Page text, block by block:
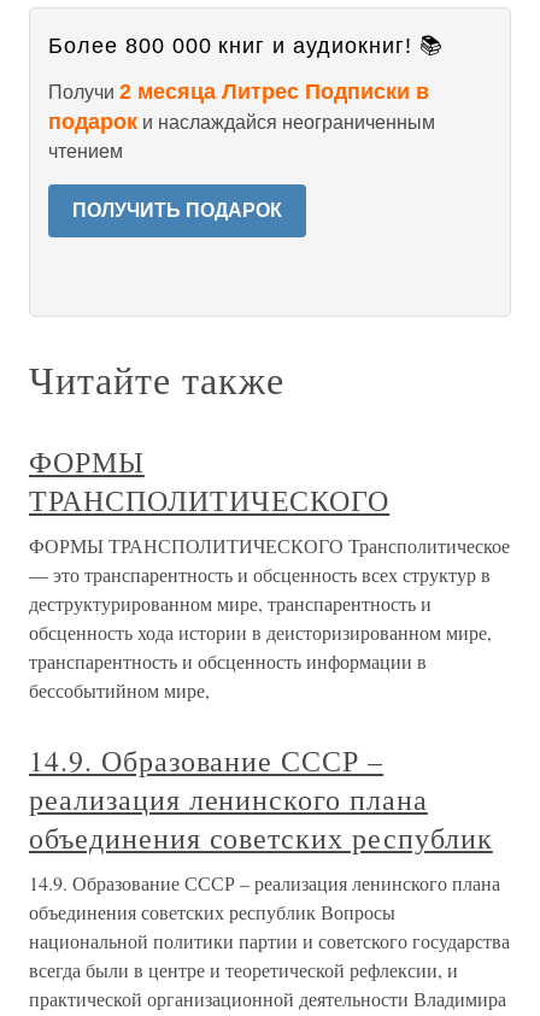
Более 800 000 книг и аудиокниг! 📚
Получи 2 месяца Литрес Подписки в
подарок и наслаждайся неограниченным
чтением
ПОЛУЧИТЬ ПОДАРОК
Читайте также
ФОРМЫ
ТРАНСПОЛИТИЧЕСКОГО
ФОРМЫ ТРАНСПОЛИТИЧЕСКОГО Трансполитическое
— это транспарентность и обсценность всех структур в
деструктурированном мире, транспарентность и
обсценность хода истории в деисторизированном мире,
транспарентность и обсценность информации в
бессобытийном мире,
14.9. Образование СССР –
реализация ленинского плана
объединения советских республик
14.9. Образование СССР – реализация ленинского плана
объединения советских республик Вопросы
национальной политики партии и советского государства
всегда были в центре и теоретической рефлексии, и
практической организационной деятельности Владимира